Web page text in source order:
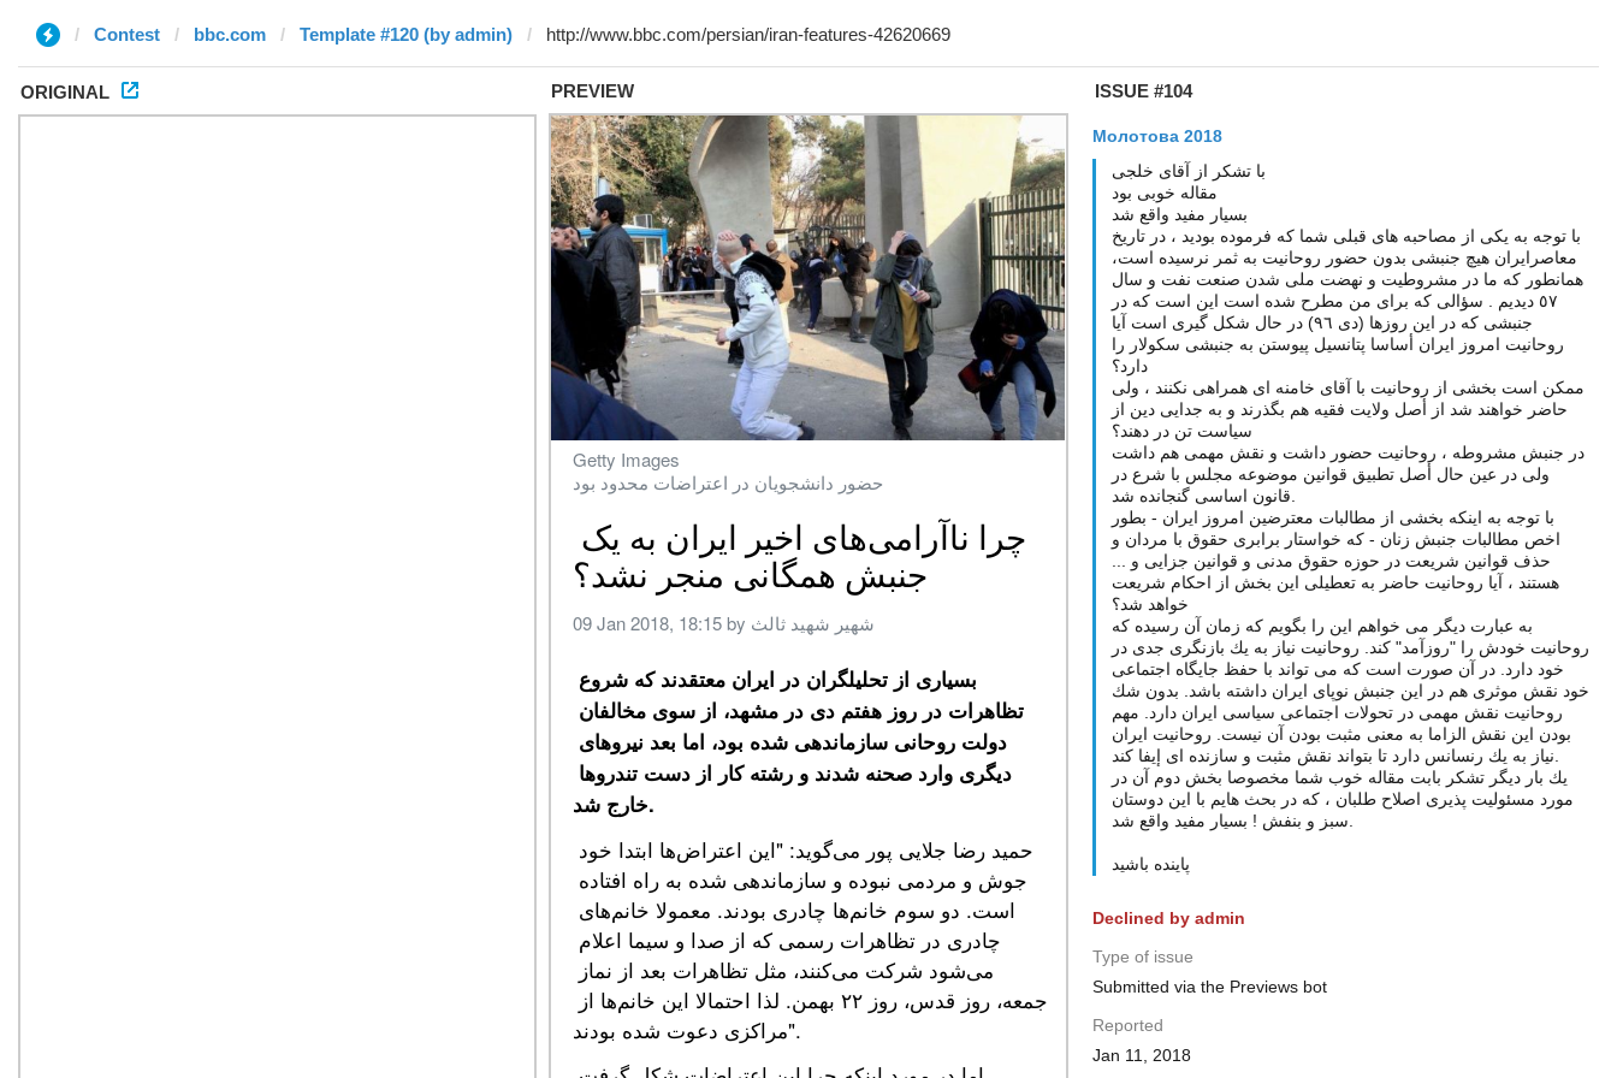
Contest bbc.com Template #120 (by admin)
ORIGINAL PREVIEW ISSUE #104
Молотова 2018
با تشكر از آقاى خلجى
مقاله خوبى بود
بسيار مفيد واقع شد
با توجه به يكى از مصاحبه هاى قبلى شما كه فرموده بوديد ، در تاريخ
معاصرايران هيچ جنبشى بدون حضور روحانيت به ثمر نرسيده است،
همانطور كه ما در مشروطيت و نهضت ملى شدن صنعت نفت و سال
٥٧ ديديم . سؤالى كه براى من مطرح شده است اين است كه در
جنبشى كه در اين روزها (دى ٩٦) در حال شكل گيرى است آيا
روحانيت امروز ايران أساسا پتانسيل پيوستن به جنبشى سكولار را
دارد؟
ممكن است بخشى از روحانيت با آقاى خامنه اى همراهى نكنند ، ولى
حاضر خواهند شد از أصل ولايت فقيه هم بگذرند و به جدايى دين از
سياست تن در دهند؟
در جنبش مشروطه ، روحانيت حضور داشت و نقش مهمى هم داشت
ولى در عين حال أصل تطبيق قوانين موضوعه مجلس با شرع در
با توجه به اينكه بخشى از مطالبات معترضين امروز ايران - بطور
اخص مطالبات جنبش زنان - كه خواستار برابرى حقوق با مردان و
حذف قوانين شريعت در حوزه حقوق مدنى و قوانين جزايى و ...
هستند ، آيا روحانيت حاضر به تعطيلى اين بخش از احكام شريعت
خواهد شد؟
به عبارت ديگر مى خواهم اين را بگويم كه زمان آن رسيده كه
روحانيت خودش را "روزآمد" كند. روحانيت نياز به يك بازنگرى جدى در
خود دارد. در آن صورت است كه مى تواند با حفظ جايگاه اجتماعى
خود نقش موثرى هم در اين جنبش نوپاى ايران داشته باشد. بدون شك
روحانيت نقش مهمى در تحولات اجتماعى سياسى ايران دارد. مهم
بودن اين نقش الزاما به معنى مثبت بودن آن نيست. روحانيت ايران
يك بار ديگر تشكر بابت مقاله خوب شما مخصوصا بخش دوم آن در
مورد مسئوليت پذيرى اصلاح طلبان ، كه در بحث هايم با اين دوستان
پاينده باشيد
Declined by admin
Type of issue
Submitted via the Previews bot
Reported
Jan 11, 2018